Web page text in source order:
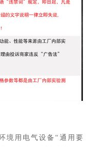
境用电气设备“通用要